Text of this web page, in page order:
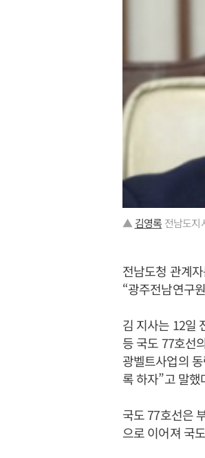
▲ 김영록 전남도지
전남도청 관계
“광주전남연구
김 지사는 12일
등 국도 77호선
광벨트사업의
록 하자”고 말했
국도 77호선은
으로 이어져 국